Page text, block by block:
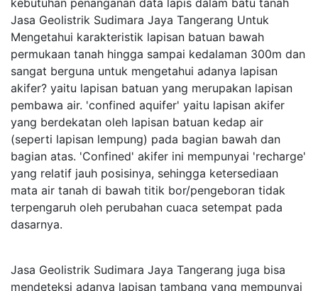
kebutuhan penanganan data lapis dalam batu tanah
Jasa Geolistrik Sudimara Jaya Tangerang Untuk
Mengetahui karakteristik lapisan batuan bawah
permukaan tanah hingga sampai kedalaman 300m dan
sangat berguna untuk mengetahui adanya lapisan
akifer? yaitu lapisan batuan yang merupakan lapisan
pembawa air. 'confined aquifer' yaitu lapisan akifer
yang berdekatan oleh lapisan batuan kedap air
(seperti lapisan lempung) pada bagian bawah dan
bagian atas. 'Confined' akifer ini mempunyai 'recharge'
yang relatif jauh posisinya, sehingga ketersediaan
mata air tanah di bawah titik bor/pengeboran tidak
terpengaruh oleh perubahan cuaca setempat pada
dasarnya.
Jasa Geolistrik Sudimara Jaya Tangerang juga bisa
mendeteksi adanya lapisan tambang yang mempunyai